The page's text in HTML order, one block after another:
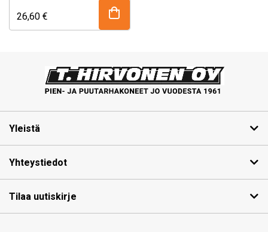
Taiwanilainen
veneilypuolen tuotteisiin
monelle
Yhdysvaltalaiselle …
26,60€
Yleistä
Yhteystiedot
Tilaa uutiskirje